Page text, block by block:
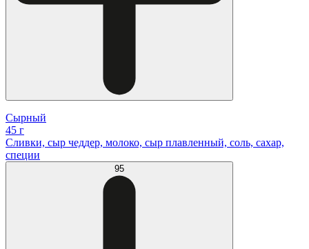
Сырный
45 г
Сливки, сыр чеддер, молоко, сыр плавленный, соль, сахар,
специи
95